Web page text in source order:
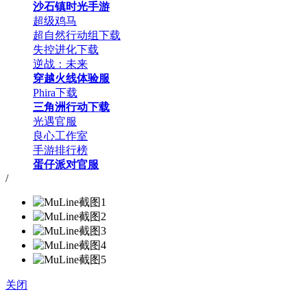
沙石镇时光手游
超级鸡马
超自然行动组下载
失控进化下载
逆战：未来
穿越火线体验服
Phira下载
三角洲行动下载
光遇官服
良心工作室
手游排行榜
蛋仔派对官服
/
关闭